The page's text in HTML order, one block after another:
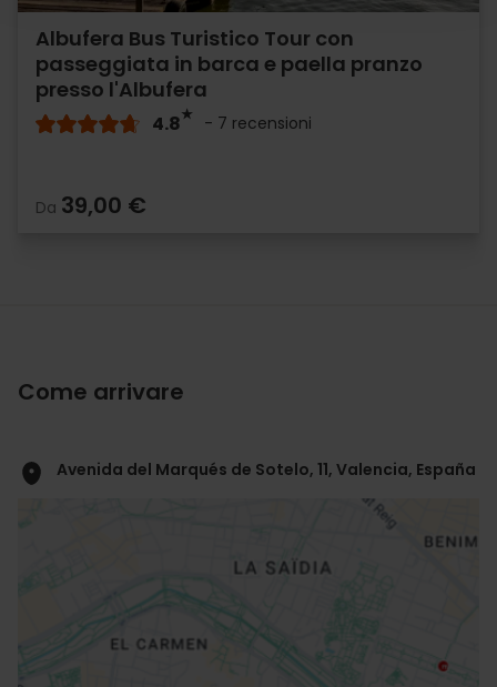
Albufera Bus Turistico Tour con
passeggiata in barca e paella pranzo
presso l'Albufera
4.8 - 7 recensioni
Da 39,00 €
Come arrivare
Avenida del Marqués de Sotelo, 11, Valencia, España